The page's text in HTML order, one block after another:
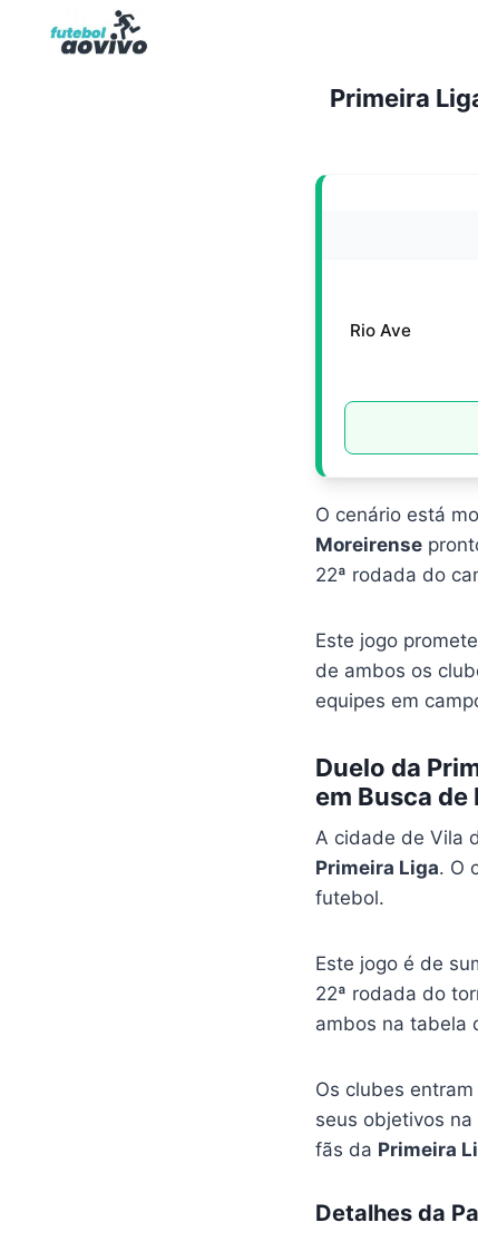
Primeira
Rio Ave
O cenário está
Moreirense
22ª rodada do
Este jogo
de ambos os
equipes em
Duelo da
em Busca
A cidade de Vila
Primeira Liga. O
futebol.
Este jogo é de
22ª rodada do
ambos na tabela
Os clubes
seus objetivos
fãs da Primeira
Detalhes da